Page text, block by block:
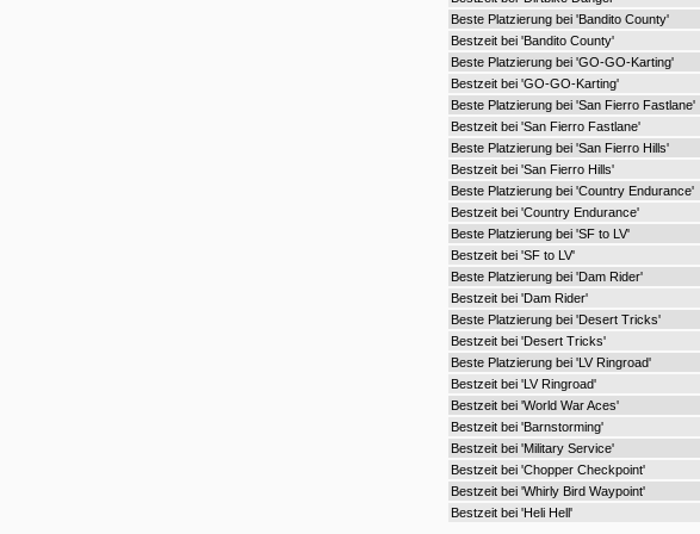
Beste Platzierung bei 'Bandito County'
Bestzeit bei 'Bandito County'
Beste Platzierung bei 'GO-GO-Karting'
Bestzeit bei 'GO-GO-Karting'
Beste Platzierung bei 'San Fierro Fastlane'
Bestzeit bei 'San Fierro Fastlane'
Beste Platzierung bei 'San Fierro Hills'
Bestzeit bei 'San Fierro Hills'
Beste Platzierung bei 'Country Endurance'
Bestzeit bei 'Country Endurance'
Beste Platzierung bei 'SF to LV'
Bestzeit bei 'SF to LV'
Beste Platzierung bei 'Dam Rider'
Bestzeit bei 'Dam Rider'
Beste Platzierung bei 'Desert Tricks'
Bestzeit bei 'Desert Tricks'
Beste Platzierung bei 'LV Ringroad'
Bestzeit bei 'LV Ringroad'
Bestzeit bei 'World War Aces'
Bestzeit bei 'Barnstorming'
Bestzeit bei 'Military Service'
Bestzeit bei 'Chopper Checkpoint'
Bestzeit bei 'Whirly Bird Waypoint'
Bestzeit bei 'Heli Hell'